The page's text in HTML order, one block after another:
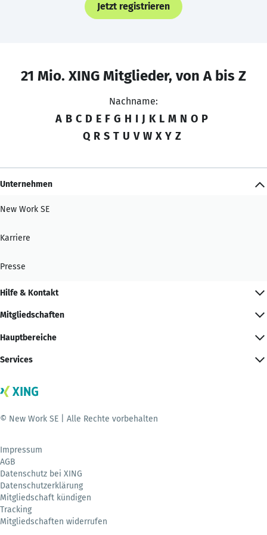
Jetzt registrieren
21 Mio. XING Mitglieder, von A bis Z
Nachname:
A B C D E F G H I J K L M N O P
Q R S T U V W X Y Z
Unternehmen
New Work SE
Karriere
Presse
Hilfe & Kontakt
Mitgliedschaften
Hauptbereiche
Services
© New Work SE | Alle Rechte vorbehalten
Impressum
AGB
Datenschutz bei XING
Datenschutzerklärung
Mitgliedschaft kündigen
Tracking
Mitgliedschaften widerrufen